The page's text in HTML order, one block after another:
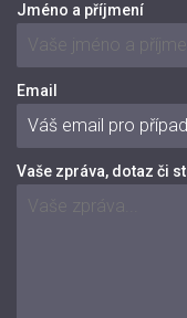
Jméno a příjmení
Email
Vaše zpráva, dotaz či